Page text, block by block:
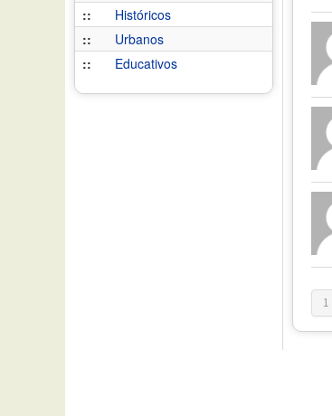
::
Históricos
::
Urbanos
::
Educativos
1